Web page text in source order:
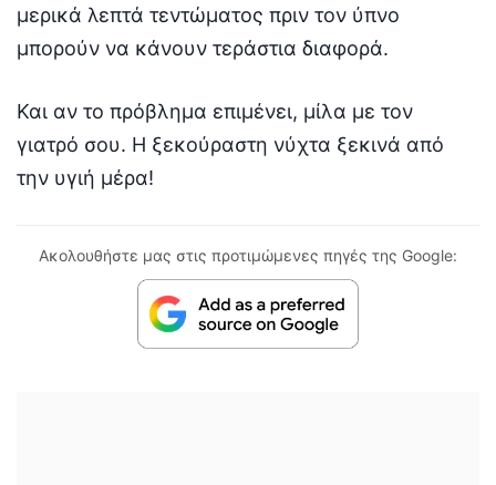
μερικά λεπτά τεντώματος πριν τον ύπνο
μπορούν να κάνουν τεράστια διαφορά.
Και αν το πρόβλημα επιμένει, μίλα με τον
γιατρό σου. Η ξεκούραστη νύχτα ξεκινά από
την υγιή μέρα!
Ακολουθήστε μας στις προτιμώμενες πηγές της Google: